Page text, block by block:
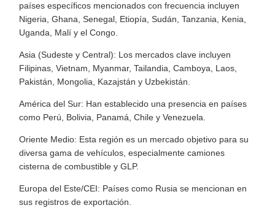
países específicos mencionados con frecuencia incluyen
Nigeria, Ghana, Senegal, Etiopía, Sudán, Tanzania, Kenia,
Uganda, Malí y el Congo.
Asia (Sudeste y Central): Los mercados clave incluyen
Filipinas, Vietnam, Myanmar, Tailandia, Camboya, Laos,
Pakistán, Mongolia, Kazajstán y Uzbekistán.
América del Sur: Han establecido una presencia en países
como Perú, Bolivia, Panamá, Chile y Venezuela.
Oriente Medio: Esta región es un mercado objetivo para su
diversa gama de vehículos, especialmente camiones
cisterna de combustible y GLP.
Europa del Este/CEI: Países como Rusia se mencionan en
sus registros de exportación.